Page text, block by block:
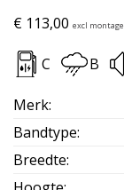
€ 113,00 excl
C B
Merk:
Bandtype:
Breedte: